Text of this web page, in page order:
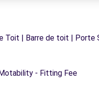
Toit | Barre de toit | Porte
- Fitting Fee